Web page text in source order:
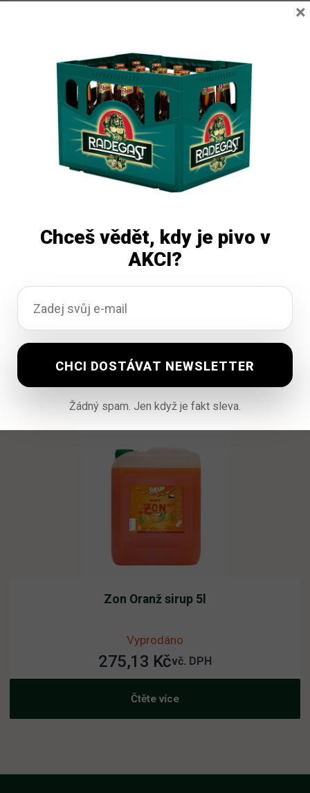
Čtěte více
Koli Malina Sirup 3l
209,12Kčvč. DPH
Čtěte více
Zon Oranž sirup 5l
Vyprodáno
275,13 Kčvč. DPH
Čtěte více
Chceš vědět, kdy je pivo v
AKCI?
Žádný spam. Jen když je fakt sleva.
×